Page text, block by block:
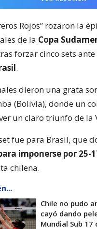
Rojos” rozaron la
de la Copa
forzar cinco sets
.
dieron una grata
(Bolivia), donde un
un claro triunfo de la
fue para Brasil, que
imponerse por 25-
chilena.
Chile no pudo
cayó dando
Mundial Sub 17